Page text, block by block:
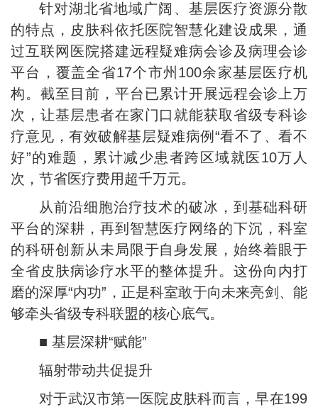
针对湖北省地域广阔、基层医疗资源分散
的特点，皮肤科依托医院智慧化建设成果，通
过互联网医院搭建远程疑难病会诊及病理会诊
平台，覆盖全省17个市州100余家基层医疗机
构。截至目前，平台已累计开展远程会诊上万
次，让基层患者在家门口就能获取省级专科诊
疗意见，有效破解基层疑难病例“看不了、看不
好”的难题，累计减少患者跨区域就医10万人
次，节省医疗费用超千万元。
从前沿细胞治疗技术的破冰，到基础科研
平台的深耕，再到智慧医疗网络的下沉，科室
的科研创新从未局限于自身发展，始终着眼于
全省皮肤病诊疗水平的整体提升。这份向内打
磨的深厚“内功”，正是科室敢于向未来亮剑、能
够牵头省级专科联盟的核心底气。
■ 基层深耕“赋能”
辐射带动共促提升
对于武汉市第一医院皮肤科而言，早在199